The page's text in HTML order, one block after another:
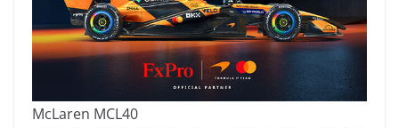
McLaren MCL40